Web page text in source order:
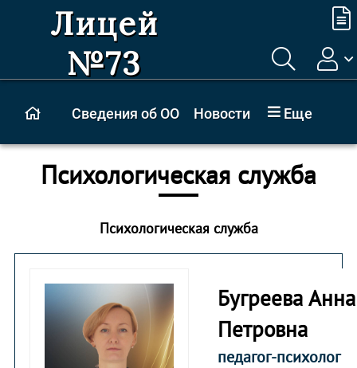
Лицей
№73
Сведения об ОО Новости Еще
Психологическая служба
Психологическая служба
Бугреева Анна
Петровна
педагог-психолог